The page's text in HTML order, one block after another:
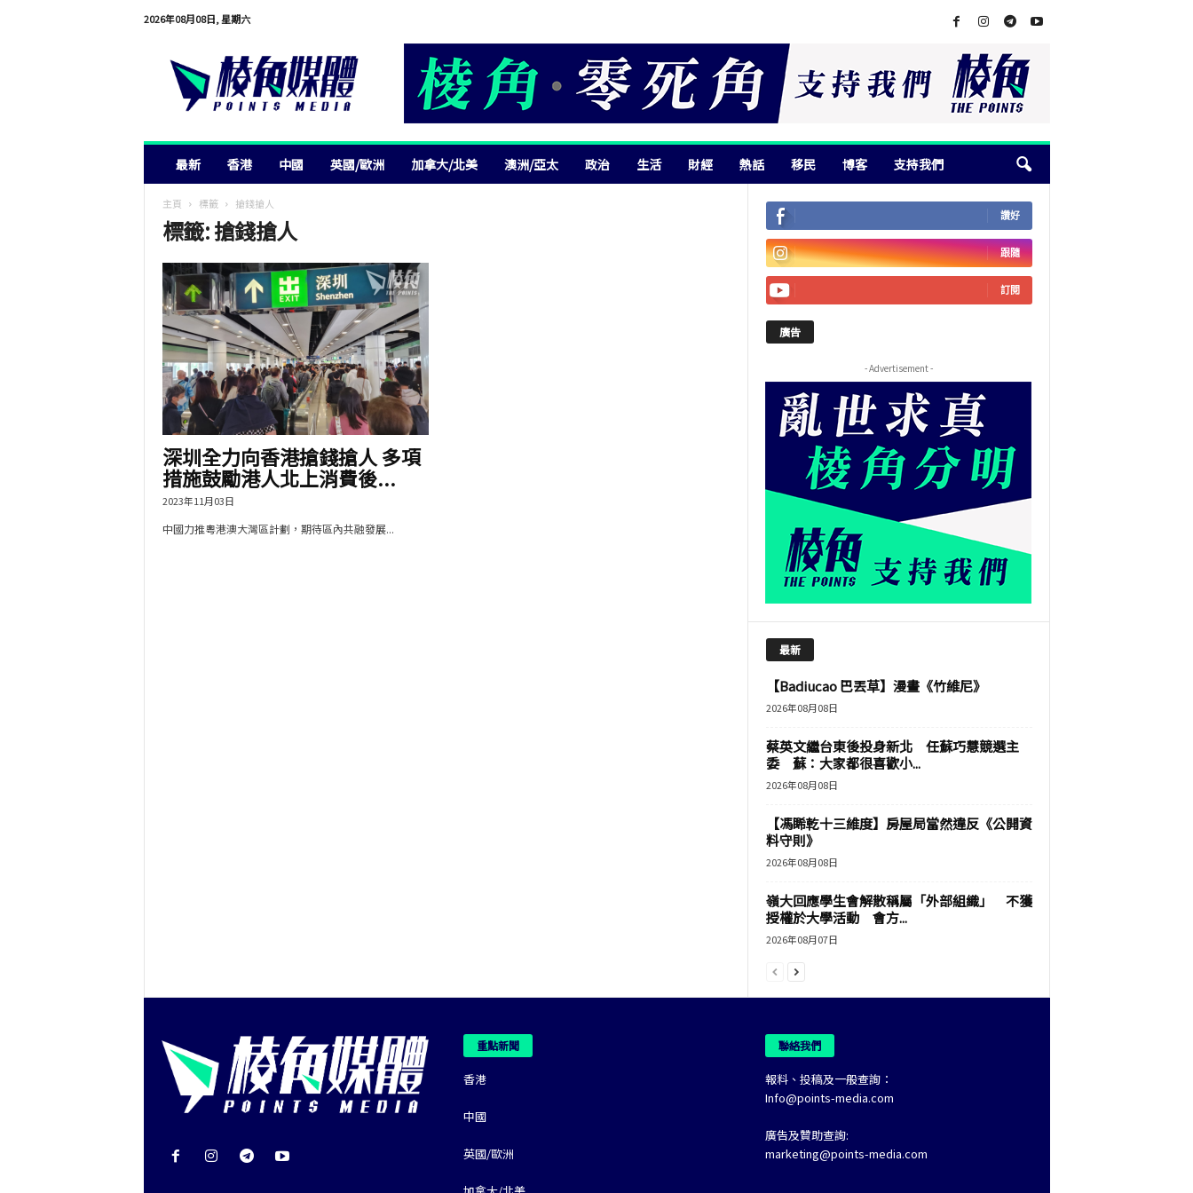
2026年08月08日, 星期六
最新 香港 中國 英國/歐洲 加拿大/北美 澳洲/亞太 政治 生活 財經 熱話 移民 博客 支持我們
主頁 標籤 搶錢搶人
標籤: 搶錢搶人
深圳全力向香港搶錢搶人 多項
措施鼓勵港人北上消費後...
2023年11月03日
中國力推粵港澳大灣區計劃，期待區內共融發展...
讚好
跟隨
訂閱
廣告
- Advertisement -
最新
【Badiucao 巴丟草】漫畫《竹維尼》
2026年08月08日
蔡英文繼台東後投身新北 任蘇巧慧競選主
委 蘇：大家都很喜歡小...
2026年08月08日
【馮睎乾十三維度】房屋局當然違反《公開資
料守則》
2026年08月08日
嶺大回應學生會解散稱屬「外部組織」 不獲
授權於大學活動 會方...
2026年08月07日
重點新聞
香港
中國
英國/歐洲
聯絡我們
報料、投稿及一般查詢：
Info@points-media.com
廣告及贊助查詢:
marketing@points-media.com